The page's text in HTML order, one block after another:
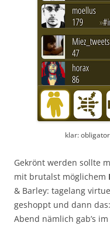
klar:
Gekrönt werden sollte
mit brutalst möglichem
& Barley: tagelang
geshoppt und dann
Abend nämlich gab’s